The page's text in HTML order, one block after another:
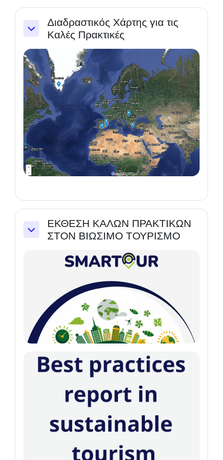
Einklappen
Διαδραστικός Χάρτης για τις
Καλές Πρακτικές
Einklappen
ΕΚΘΕΣΗ ΚΑΛΩΝ ΠΡΑΚΤΙΚΩΝ
ΣΤΟΝ ΒΙΩΣΙΜΟ ΤΟΥΡΙΣΜΟ